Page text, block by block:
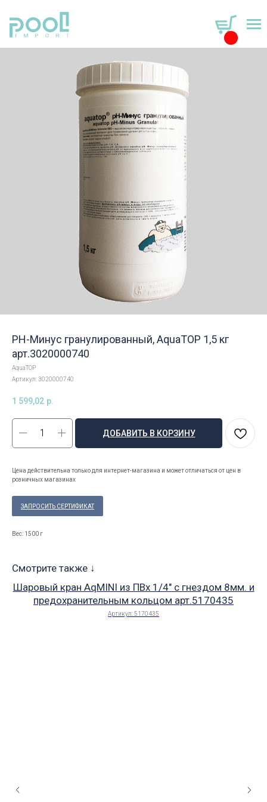
РH-Минус гранулированный, AquaTOP 1,5 кг
арт.3020000740
AquaTOP
Артикул:3020000740
1 599,02 р.
ДОБАВИТЬ В КОРЗИНУ
Цена действительна только для интернет-магазина и может отличаться от цен в
розничных магазинах
ЗАПРОСИТЬ СЕРТИФИКАТ
Вес: 1500 г
Смотрите также ↓
Шаровый кран AqMINI из ПВх 1/4" с гнездом 8мм. и
предохранительным кольцом арт.5170435
Артикул:5170435